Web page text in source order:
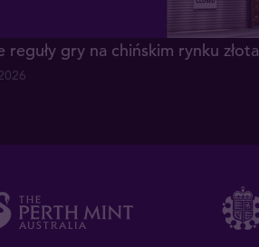
reguły gry na chińskim rynku złota